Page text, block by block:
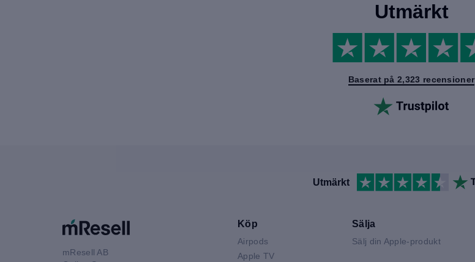
Utmärkt
Baserat på 2,323 recensioner
Utmärkt
mResell AB
Köp
Airpods
Apple TV
Sälja
Sälj din Apple-produkt